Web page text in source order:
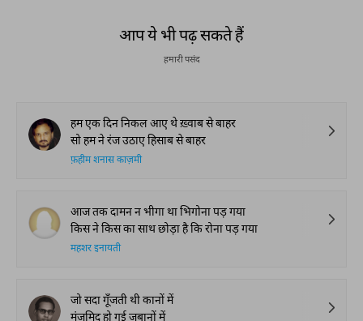
आप ये भी पढ़ सकते हैं
हमारी पसंद
हम एक दिन निकल आए थे ख़्वाब से बाहर
सो हम ने रंज उठाए हिसाब से बाहर
फ़हीम शनास काज़मी
आज तक दामन न भीगा था भिगोना पड़ गया
किस ने किस का साथ छोड़ा है कि रोना पड़ गया
महशर इनायती
जो सदा गूँजती थी कानों में
मुंजमिद हो गई ज़बानों में